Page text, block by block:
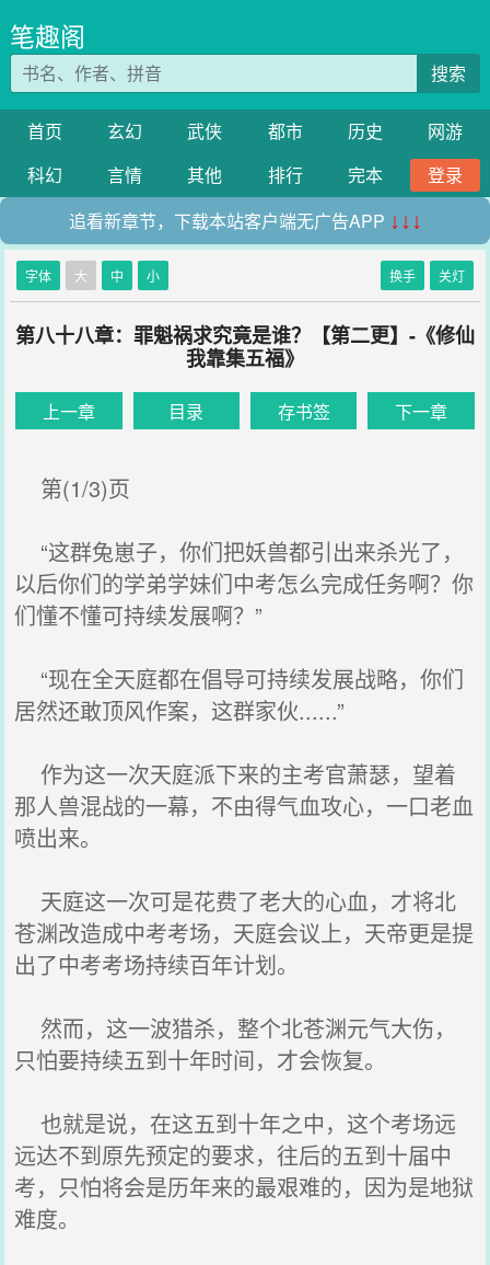
笔趣阁
搜索
首页 玄幻 武侠 都市 历史
网游
科幻
言情 其他 排行 完本
登录
追看新章节，下载本站客户端无广告APP ↓↓↓
字体 大 中 小 换手 关灯
第八十八章：罪魁祸求究竟是谁？【第二更】-《修仙
我靠集五福》
上一章 目录 存书签 下一章
第(1/3)页
“这群兔崽子，你们把妖兽都引出来杀光了，
以后你们的学弟学妹们中考怎么完成任务啊？你
们懂不懂可持续发展啊？”
“现在全天庭都在倡导可持续发展战略，你们
居然还敢顶风作案，这群家伙......”
作为这一次天庭派下来的主考官萧瑟，望着
那人兽混战的一幕，不由得气血攻心，一口老血
喷出来。
天庭这一次可是花费了老大的心血，才将北
苍渊改造成中考考场，天庭会议上，天帝更是提
出了中考考场持续百年计划。
然而，这一波猎杀，整个北苍渊元气大伤，
只怕要持续五到十年时间，才会恢复。
也就是说，在这五到十年之中，这个考场远
远达不到原先预定的要求，往后的五到十届中
考，只怕将会是历年来的最艰难的，因为是地狱
难度。